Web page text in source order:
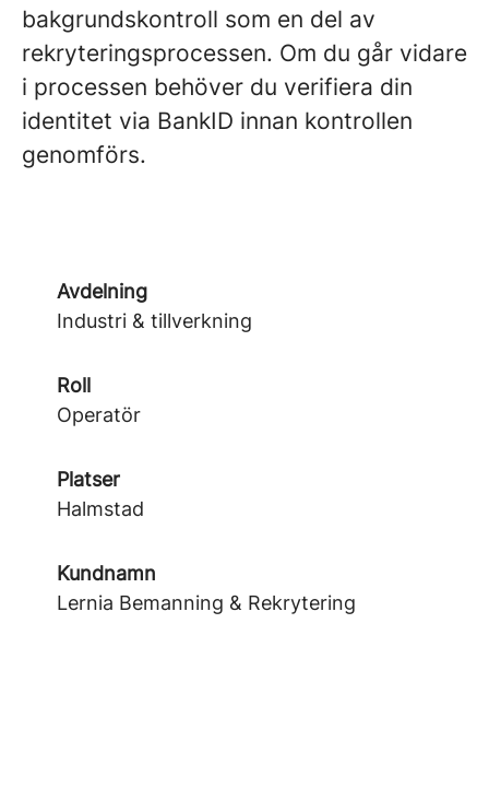
bakgrundskontroll som en del av
rekryteringsprocessen. Om du går vidare
i processen behöver du verifiera din
identitet via BankID innan kontrollen
genomförs.
Avdelning
Industri & tillverkning
Roll
Operatör
Platser
Halmstad
Kundnamn
Lernia Bemanning & Rekrytering